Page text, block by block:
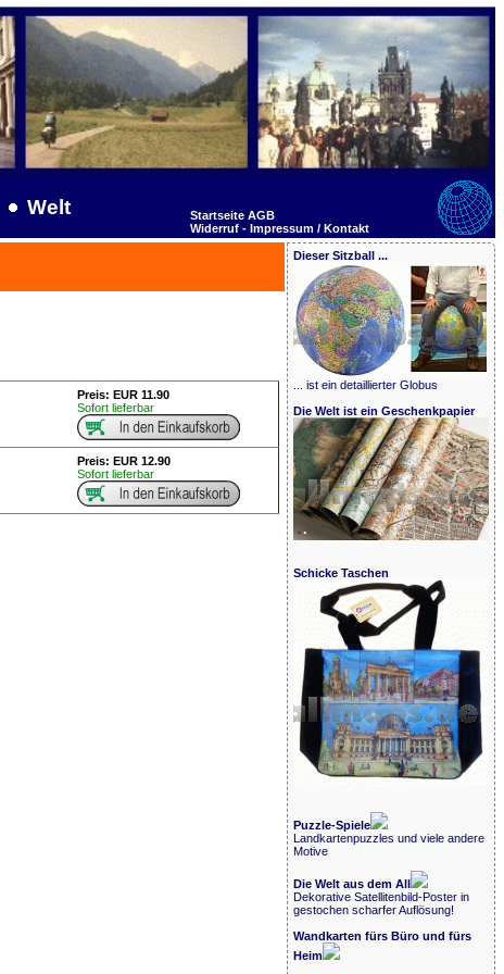
Welt Startseite AGB
Widerruf - Impressum / Kontakt
Preis: EUR 11.90
Sofort lieferbar
Preis: EUR 12.90
Sofort lieferbar
Dieser Sitzball ...
... ist ein detaillierter Globus
Die Welt ist ein Geschenkpapier
Schicke Taschen
Puzzle-Spiele
Landkartenpuzzles und viele andere
Motive
Die Welt aus dem All
Dekorative Satellitenbild-Poster in
gestochen scharfer Auflösung!
Wandkarten fürs Büro und fürs
Heim